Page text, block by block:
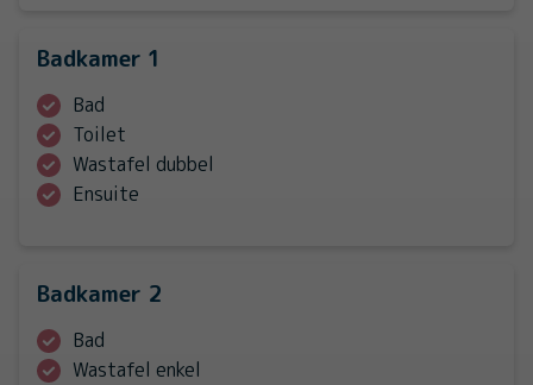
Badkamer 1
Bad
Toilet
Wastafel dubbel
Ensuite
Badkamer 2
Bad
Wastafel enkel